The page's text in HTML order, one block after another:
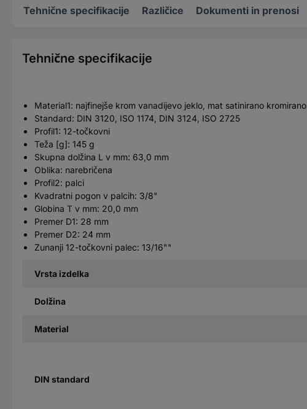
Tehnične specifikacije Različice Dokumenti in prenosi
Tehnične specifikacije
Material1: najfinejše krom vanadijevo jeklo, mat satinirano kromirano
Standard: DIN 3120, ISO 1174, DIN 3124, ISO 2725
Profil1: 12-točkovni
Teža [g]: 145 g
Skupna dolžina L v mm: 63,0 mm
Oblika: narebričena
Profil2: palci
Kvadratni pogon v palcih: 3/8"
Globina T v mm: 20,0 mm
Premer D1: 28 mm
Premer D2: 24 mm
Zunanji 12-točkovni palec: 13/16""
Vrsta izdelka
Dolžina
Material
DIN standard